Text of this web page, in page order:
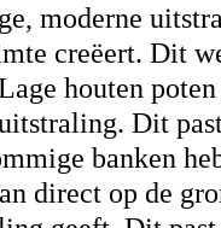
moderne
creëert. Dit
houten poten
Dit
banken
direct op de